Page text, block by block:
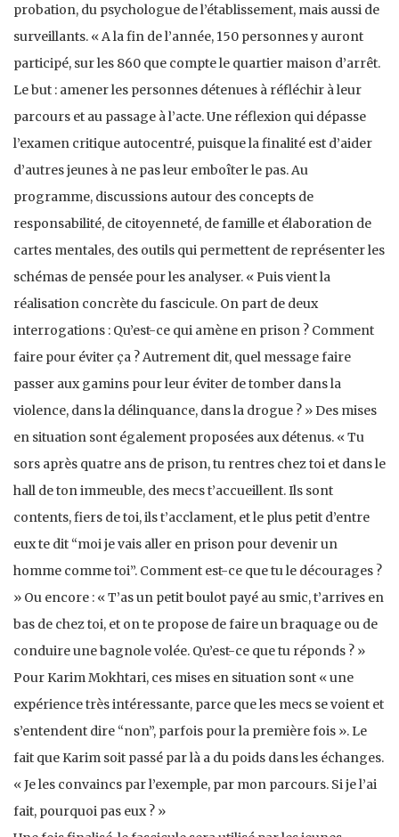
probation, du psychologue de l’établissement, mais aussi de
surveillants. « A la fin de l’année, 150 personnes y auront
participé, sur les 860 que compte le quartier maison d’arrêt.
Le but : amener les personnes détenues à réfléchir à leur
parcours et au passage à l’acte. Une réflexion qui dépasse
l’examen critique autocentré, puisque la finalité est d’aider
d’autres jeunes à ne pas leur emboîter le pas. Au
programme, discussions autour des concepts de
responsabilité, de citoyenneté, de famille et élaboration de
cartes mentales, des outils qui permettent de représenter les
schémas de pensée pour les analyser. « Puis vient la
réalisation concrète du fascicule. On part de deux
interrogations : Qu’est-ce qui amène en prison ? Comment
faire pour éviter ça ? Autrement dit, quel message faire
passer aux gamins pour leur éviter de tomber dans la
violence, dans la délinquance, dans la drogue ? » Des mises
en situation sont également proposées aux détenus. « Tu
sors après quatre ans de prison, tu rentres chez toi et dans le
hall de ton immeuble, des mecs t’accueillent. Ils sont
contents, fiers de toi, ils t’acclament, et le plus petit d’entre
eux te dit “moi je vais aller en prison pour devenir un
homme comme toi”. Comment est-ce que tu le décourages ?
» Ou encore : « T’as un petit boulot payé au smic, t’arrives en
bas de chez toi, et on te propose de faire un braquage ou de
conduire une bagnole volée. Qu’est-ce que tu réponds ? »
Pour Karim Mokhtari, ces mises en situation sont « une
expérience très intéressante, parce que les mecs se voient et
s’entendent dire “non”, parfois pour la première fois ». Le
fait que Karim soit passé par là a du poids dans les échanges.
« Je les convaincs par l’exemple, par mon parcours. Si je l’ai
fait, pourquoi pas eux ? »